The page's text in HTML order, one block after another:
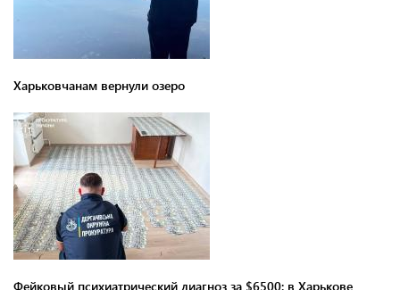
Харьковчанам вернули озеро
Фейковый психиатрический диагноз за $6500: в Харькове